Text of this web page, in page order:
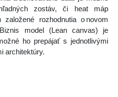
zostáv, či heat máp
rozhodnutia o novom
model (Lean canvas) je
ho prepájať s jednotlivými
architektúry.